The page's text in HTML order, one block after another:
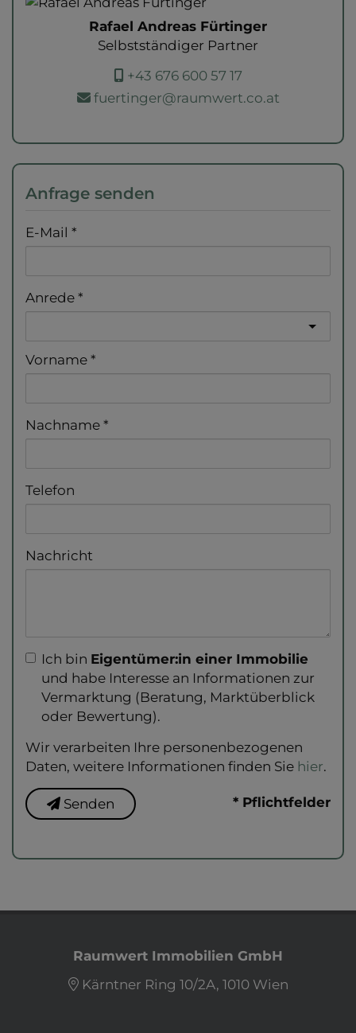
Rafael Andreas Fürtinger
Selbstständiger Partner
+43 676 600 57 17
fuertinger@raumwert.co.at
Anfrage senden
E-Mail
Anrede
Vorname
Nachname
Telefon
Nachricht
Ich bin Eigentümer:in einer Immobilie
und habe Interesse an Informationen zur
Vermarktung (Beratung, Marktüberblick
oder Bewertung).
Wir verarbeiten Ihre personenbezogenen
Daten, weitere Informationen finden Sie hier.
Senden * Pflichtfelder
Raumwert Immobilien GmbH
Kärntner Ring 10/2A, 1010 Wien